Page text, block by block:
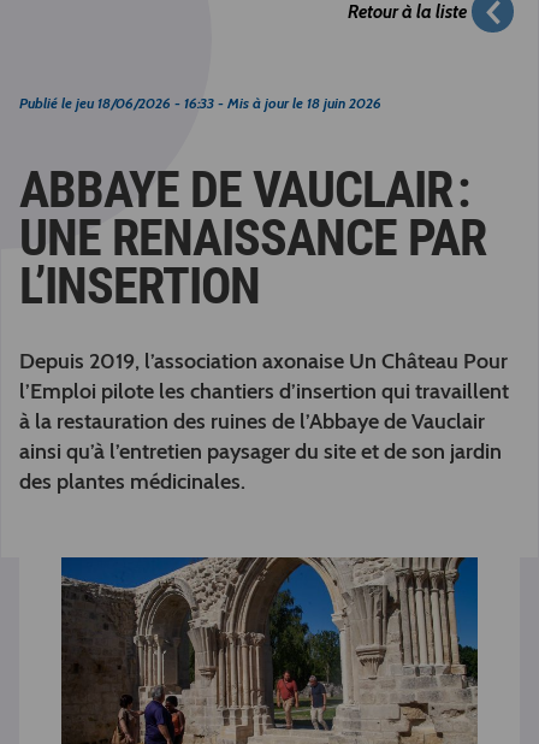
Retour à la liste
Publié le jeu 18/06/2026 - 16:33 - Mis à jour le 18 juin 2026
ABBAYE DE VAUCLAIR :
UNE RENAISSANCE PAR
L’INSERTION
Depuis 2019, l’association axonaise Un Château Pour
l’Emploi pilote les chantiers d’insertion qui travaillent
à la restauration des ruines de l’Abbaye de Vauclair
ainsi qu’à l’entretien paysager du site et de son jardin
des plantes médicinales.